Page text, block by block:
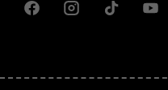
FacebookInstagramTiktok